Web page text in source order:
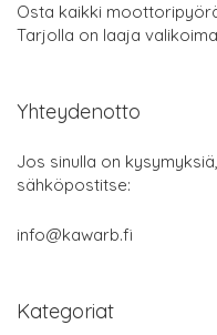
Osta kaikki
Tarjolla on laaja
Yhteydenotto
Jos sinulla on
sähköpostitse:
info@kawarb.fi
Kategoriat